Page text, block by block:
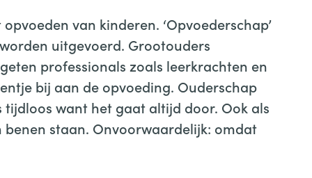
van kinderen. ‘Opvoederschap’
uitgevoerd. Grootouders
professionals zoals leerkrachten en
bij aan de opvoeding. Ouderschap
want het gaat altijd door. Ook als
staan. Onvoorwaardelijk: omdat